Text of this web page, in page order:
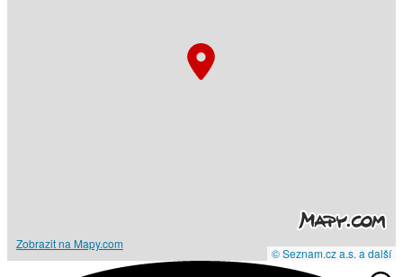
Zobrazit na Mapy.com
© Seznam.cz a.s. a další